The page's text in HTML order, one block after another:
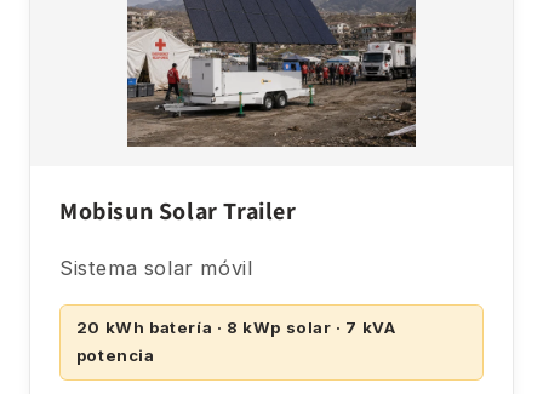
Mobisun Solar Trailer
Sistema solar móvil
20 kWh batería · 8 kWp solar · 7 kVA
potencia